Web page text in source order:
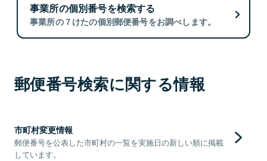
事業所の個別番号を検索する
事業所の７けたの個別郵便番号をお調べします。
郵便番号検索に関する情報
市町村変更情報
郵便番号を公表した市町村の一覧を実施日の新しい順に掲載
しています。